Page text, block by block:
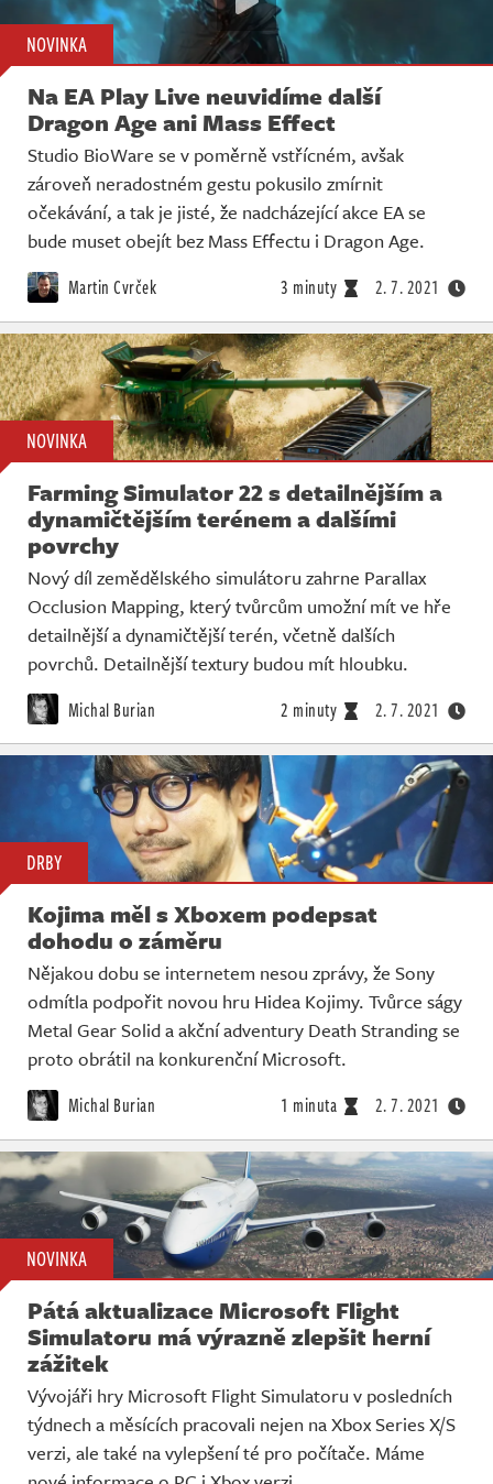
NOVINKA
Na EA Play Live neuvidíme další
Dragon Age ani Mass Effect
Studio BioWare se v poměrně vstřícném, avšak
zároveň neradostném gestu pokusilo zmírnit
očekávání, a tak je jisté, že nadcházející akce EA se
bude muset obejít bez Mass Effectu i Dragon Age.
Martin Cvrček 3 minuty 2. 7. 2021
NOVINKA
Farming Simulator 22 s detailnějším a
dynamičtějším terénem a dalšími
povrchy
Nový díl zemědělského simulátoru zahrne Parallax
Occlusion Mapping, který tvůrcům umožní mít ve hře
detailnější a dynamičtější terén, včetně dalších
povrchů. Detailnější textury budou mít hloubku.
Michal Burian 2 minuty 2. 7. 2021
DRBY
Kojima měl s Xboxem podepsat
dohodu o záměru
Nějakou dobu se internetem nesou zprávy, že Sony
odmítla podpořit novou hru Hidea Kojimy. Tvůrce ságy
Metal Gear Solid a akční adventury Death Stranding se
proto obrátil na konkurenční Microsoft.
Michal Burian 1 minuta 2. 7. 2021
NOVINKA
Pátá aktualizace Microsoft Flight
Simulatoru má výrazně zlepšit herní
zážitek
Vývojáři hry Microsoft Flight Simulatoru v posledních
týdnech a měsících pracovali nejen na Xbox Series X/S
verzi, ale také na vylepšení té pro počítače. Máme